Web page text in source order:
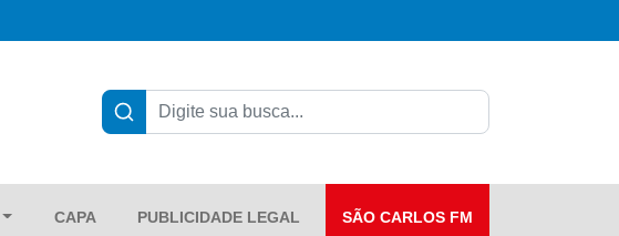
CAPA PUBLICIDADE LEGAL SÃO CARLOS FM